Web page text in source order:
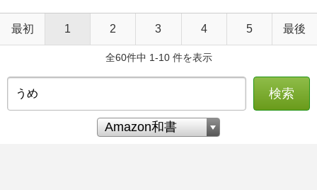
最初 1 2 3 4 5 最後
全60件中 1-10 件を表示
検索